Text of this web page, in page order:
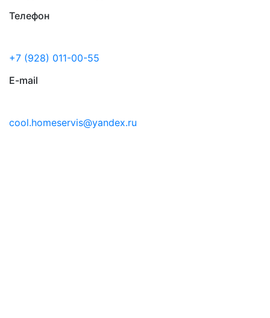
Телефон
+7 (928) 011-00-55
E-mail
cool.homeservis@yandex.ru